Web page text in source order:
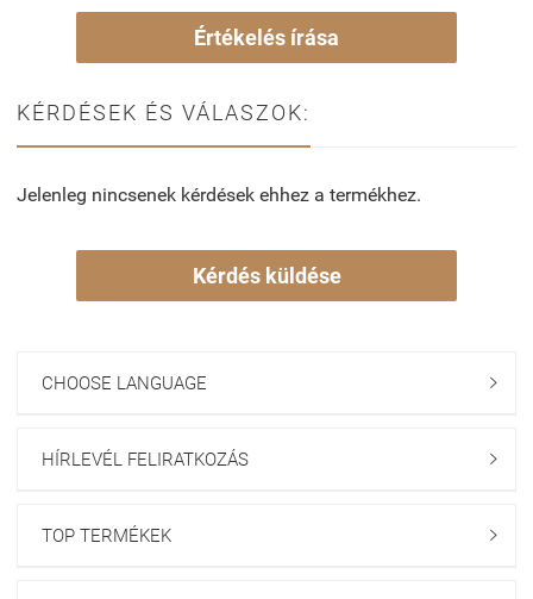
Értékelés írása
KÉRDÉSEK ÉS VÁLASZOK:
Jelenleg nincsenek kérdések ehhez a termékhez.
Kérdés küldése
CHOOSE LANGUAGE 
HÍRLEVÉL FELIRATKOZÁS 
TOP TERMÉKEK 